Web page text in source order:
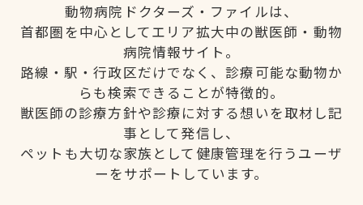
動物病院ドクターズ・ファイルは、
首都圏を中心としてエリア拡大中の獣医師・動物
病院情報サイト。
路線・駅・行政区だけでなく、診療可能な動物か
らも検索できることが特徴的。
獣医師の診療方針や診療に対する想いを取材し記
事として発信し、
ペットも大切な家族として健康管理を行うユーザ
ーをサポートしています。